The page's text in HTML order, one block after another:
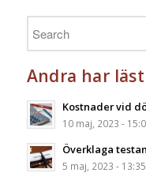
Andra har läst
Kostnader vid
10 maj, 2023 -
Överklaga
5 maj, 2023 - 13:35